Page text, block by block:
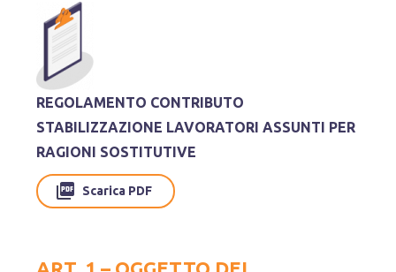
REGOLAMENTO CONTRIBUTO
STABILIZZAZIONE LAVORATORI ASSUNTI PER
RAGIONI SOSTITUTIVE
Scarica PDF